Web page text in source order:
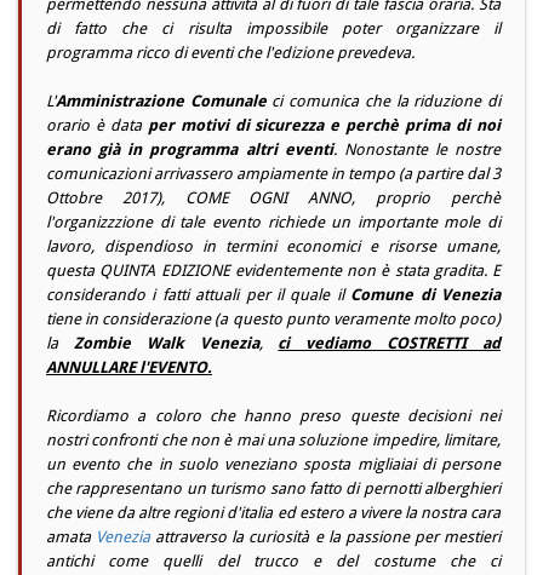
permettendo nessuna attività al di fuori di tale fascia oraria. Sta
di fatto che ci risulta impossibile poter organizzare il
programma ricco di eventi che l'edizione prevedeva.
L'Amministrazione Comunaleci comunica che la riduzione di
orario è data per motivi di sicurezza e perchè prima di noi
erano già in programma altri eventi. Nonostante le nostre
comunicazioni arrivassero ampiamente in tempo (a partire dal 3
Ottobre 2017), COME OGNI ANNO, proprio perchè
l'organizzzione di tale evento richiede un importante mole di
lavoro, dispendioso in termini economici e risorse umane,
questa QUINTA EDIZIONE evidentemente non è stata gradita. E
considerando i fatti attuali per il quale il Comune di Venezia
tiene in considerazione (a questo punto veramente molto poco)
la Zombie Walk Venezia, ci vediamo COSTRETTI ad
ANNULLARE l'EVENTO.
Ricordiamo a coloro che hanno preso queste decisioni nei
nostri confronti che non è mai una soluzione impedire, limitare,
un evento che in suolo veneziano sposta migliaiai di persone
che rappresentano un turismo sano fatto di pernotti alberghieri
che viene da altre regioni d'italia ed estero a vivere la nostra cara
amata Veneziaattraverso la curiosità e la passione per mestieri
antichi come quelli del trucco e del costume che ci